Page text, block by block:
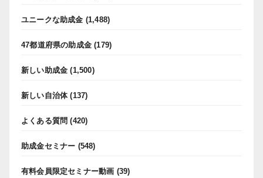
ユニークな助成金 (1,488)
47都道府県の助成金 (179)
新しい助成金 (1,500)
新しい自治体(137)
よくある質問 (420)
助成金セミナー (548)
有料会員限定セミナー動画 (39)